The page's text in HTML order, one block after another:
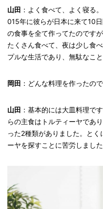
山田 ：よく食べて、よく寝る
015年に彼らが日本に来て10
の食事を全て作ってたのです
たくさん食べて、夜は少し食
プルな生活であり、無駄なこ
岡田 ：どんな料理を作ったの
山田 ：基本的には大皿料理で
らの主食はトルティーヤであ
った2種類がありました。と
ーヤを探すことに苦労しました